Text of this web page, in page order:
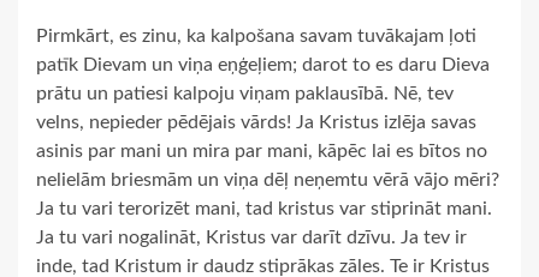
Pirmkārt, es zinu, ka kalpošana savam tuvākajam ļoti
patīk Dievam un viņa eņģeļiem; darot to es daru Dieva
prātu un patiesi kalpoju viņam paklausībā. Nē, tev
velns, nepieder pēdējais vārds! Ja Kristus izlēja savas
asinis par mani un mira par mani, kāpēc lai es bītos no
nelielām briesmām un viņa dēļ neņemtu vērā vājo mēri?
Ja tu vari terorizēt mani, tad kristus var stiprināt mani.
Ja tu vari nogalināt, Kristus var darīt dzīvu. Ja tev ir
inde, tad Kristum ir daudz stiprākas zāles. Te ir Kristus